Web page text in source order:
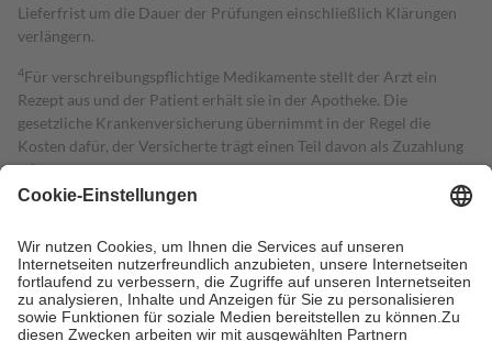
Lieferfrist um die Dauer der Prüfungen einschließlich Klärungen
verlängern.
4Für verschreibungspflichtige Medikamente stellt der Arzt ein
Rezept aus und der Patient erhält sie in der Apotheke. Die
gesetzliche Krankenversicherung übernimmt in der Regel die
Kosten dafür, der Versicherte trägt einen Teil davon als Zuzahlung
mit.
Grundsätzlich leisten Mitglieder Zuzahlungen in Höhe von zehn
höchstens zehn Euro.
Es sind jedoch nie mehr als die tatsächlichen
Kosten der Leistung zu entrichten.
Diese Regeln gelten grundsätzlich auch für Online-Apotheken.
Bei Heilmitteln und häuslicher Krankenpflege beträgt die
Zuzahlung zehn Prozent der Kosten sowie zehn Euro je